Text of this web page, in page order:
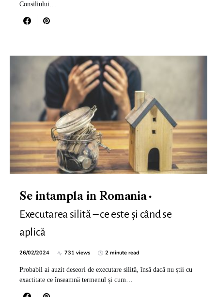
Consiliului…
Se intampla in Romania
Executarea silită – ce este și când se
aplică
26/02/2024 731 views 2 minute read
Probabil ai auzit deseori de executare silită, însă dacă nu știi cu
exactitate ce înseamnă termenul și cum…